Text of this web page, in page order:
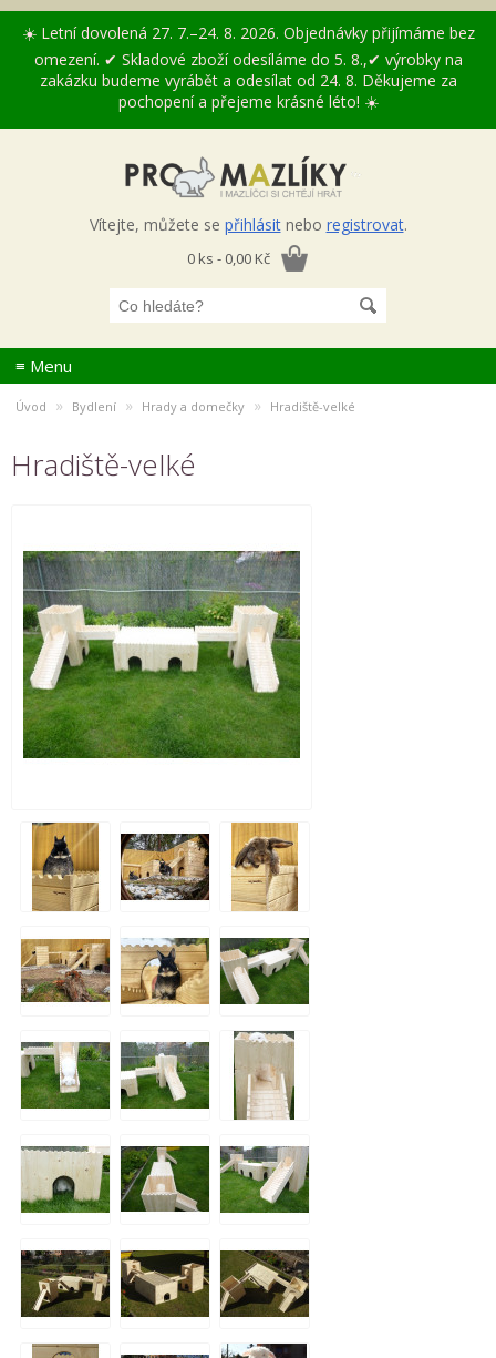
☀️ Letní dovolená 27. 7.–24. 8. 2026. Objednávky přijímáme bez
omezení. ✔ Skladové zboží odesíláme do 5. 8.,✔ výrobky na
zakázku budeme vyrábět a odesílat od 24. 8. Děkujeme za
pochopení a přejeme krásné léto! ☀️
Vítejte, můžete se přihlásitnebo registrovat.
0 ks - 0,00 Kč
≡ Menu
Úvod » Bydlení » Hrady a domečky » Hradiště-velké
Hradiště-velké